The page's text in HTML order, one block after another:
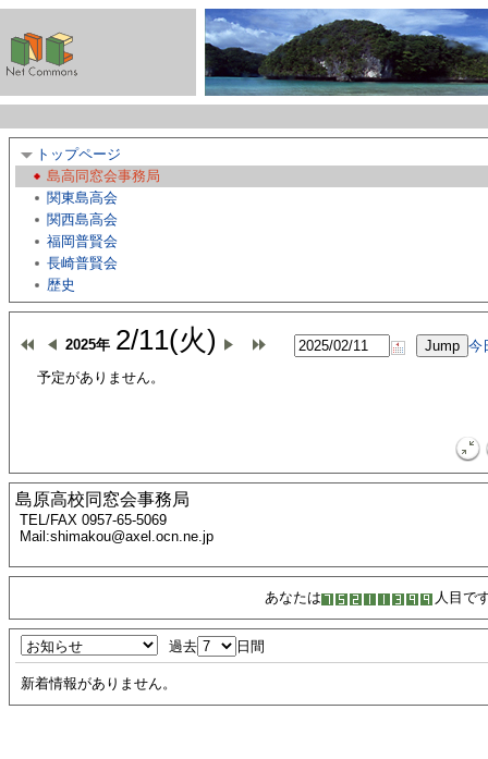
トップページ
島高同窓会事務局
関東島高会
関西島高会
福岡普賢会
長崎普賢会
歴史
2025年 2/11(火)
今
予定がありません。
島原高校同窓会事務局
TEL/FAX 0957-65-5069
Mail:shimakou@axel.ocn.ne.jp
あなたは 人目で
過去 日間
新着情報がありません。